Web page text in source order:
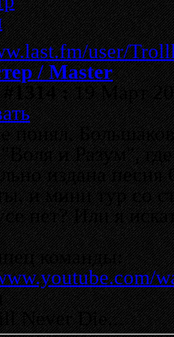
/ Master
:19 Март
понял,
и Разум",
издана
и мини тур со
нет? Или я
команды:
Never Die...